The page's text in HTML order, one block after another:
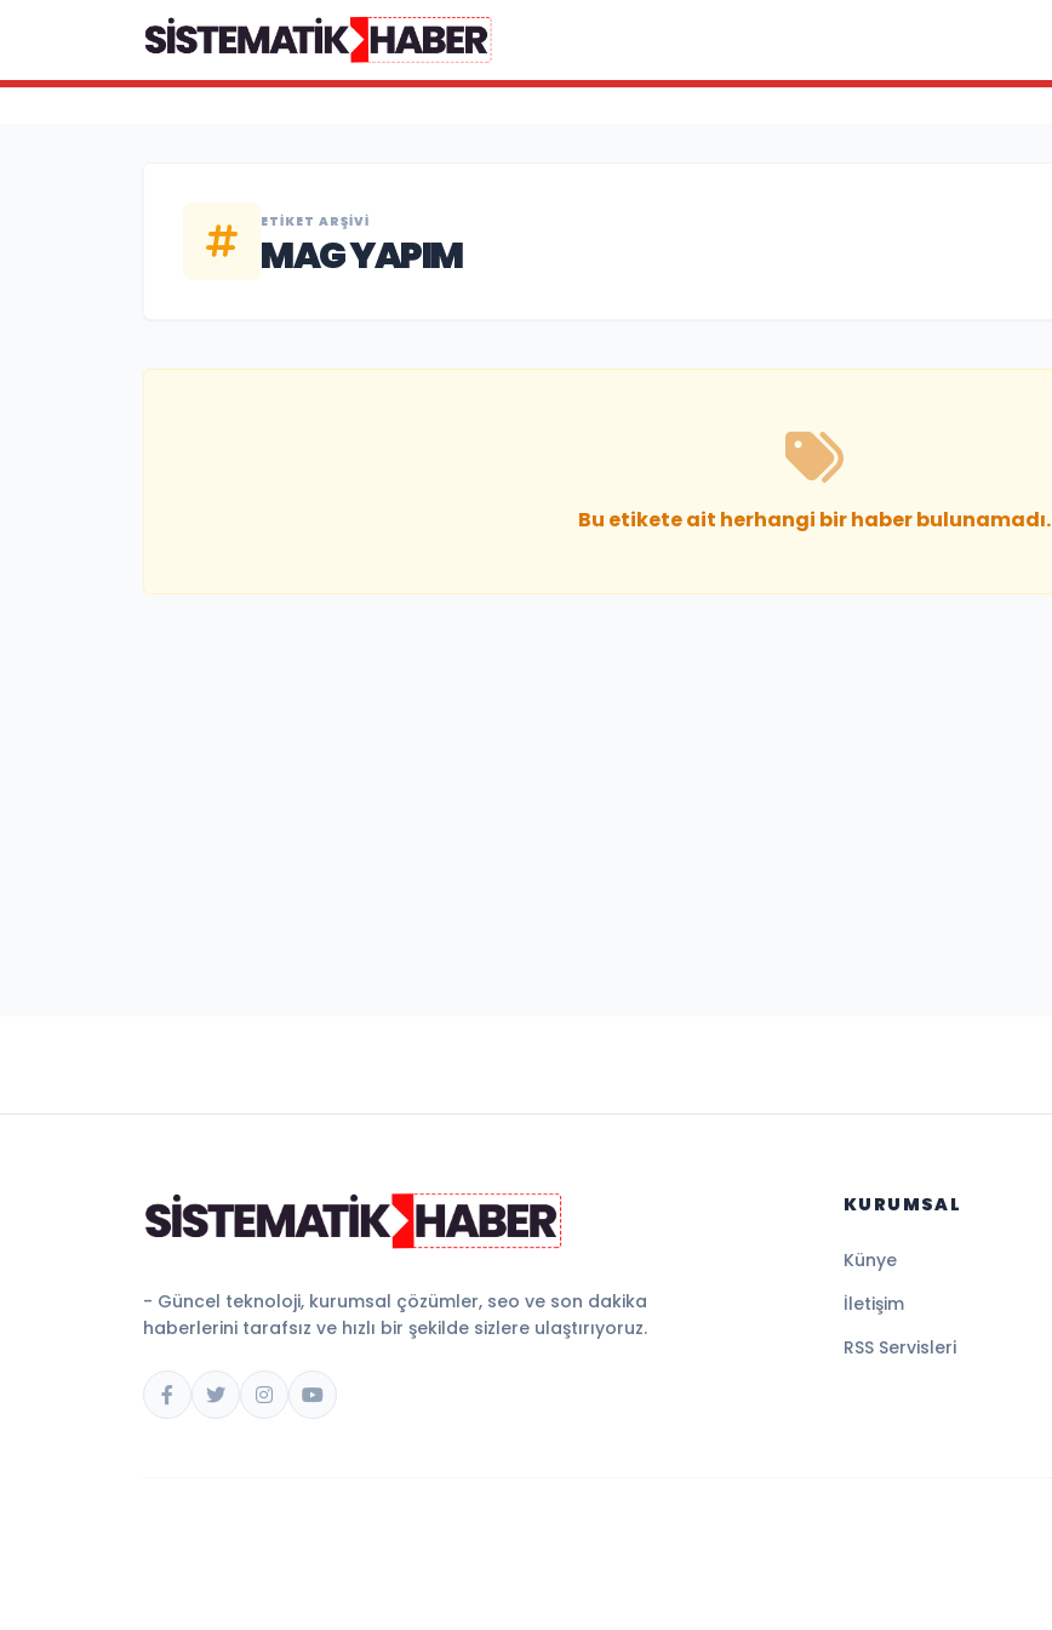
ETIKET ARŞIVI
MAG YAPIM
Bu etikete ait herhangi bir haber bulunamadı.
- Güncel teknoloji, kurumsal çözümler, seo ve son dakika
haberlerini tarafsız ve hızlı bir şekilde sizlere ulaştırıyoruz.
KURUMSAL
Künye
İletişim
RSS Servisleri